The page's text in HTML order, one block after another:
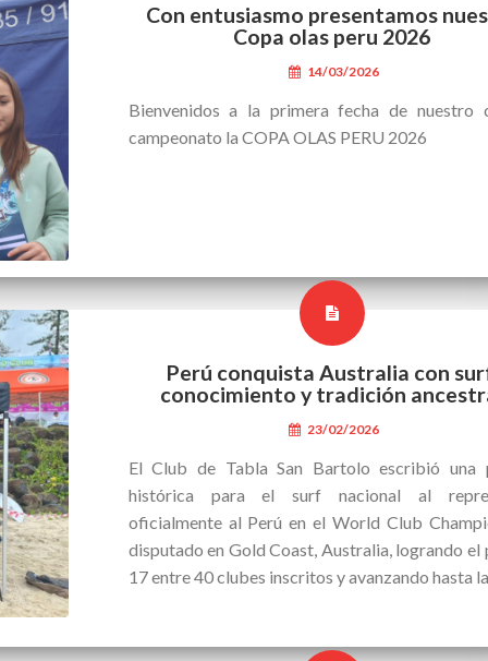
Con entusiasmo presentamos
Copa olas peru 2026
14/03/2026
Bienvenidos a la primera fecha de nuestro
campeonato la COPA OLAS PERU 2026
Perú conquista Australia con
conocimiento y tradición
23/02/2026
El Club de Tabla San Bartolo escribió una
histórica para el surf nacional al
oficialmente al Perú en el World Club
disputado en Gold Coast, Australia, logrando el
17 entre 40 clubes inscritos y avanzando hasta